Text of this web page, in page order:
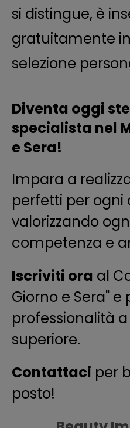
si distingue, è
gratuitamente
selezione
Diventa oggi
specialista nel
e Sera!
Impara a
perfetti per ogni
valorizzando
competenza e
Iscriviti ora al
Giorno e Sera"
professionalità
superiore.
Contattaci per
posto!